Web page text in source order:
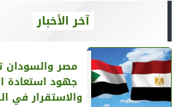
آخر الأخبار
مصر والسودان
جهود استعادة
والاستقرار في